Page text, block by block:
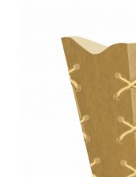
quantidade